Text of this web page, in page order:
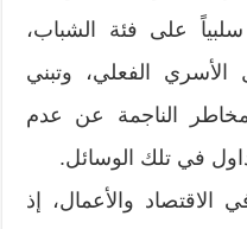
سلبياً على فئة الشباب،
الفعلي، وتبني
الناجمة عن عدم
في تلك الوسائل.
الاقتصاد والأعمال، إذ